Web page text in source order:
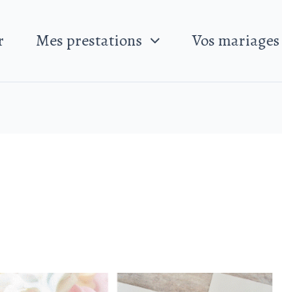
Mes prestations Vos mariages